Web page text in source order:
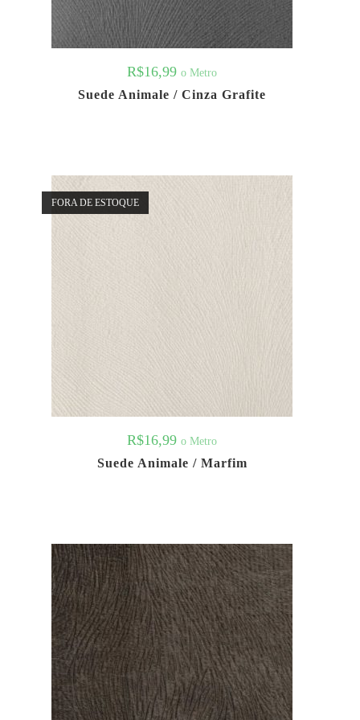
R$16,99 o Metro
Suede Animale / Cinza Grafite
FORA DE ESTOQUE
R$16,99 o Metro
Suede Animale / Marfim